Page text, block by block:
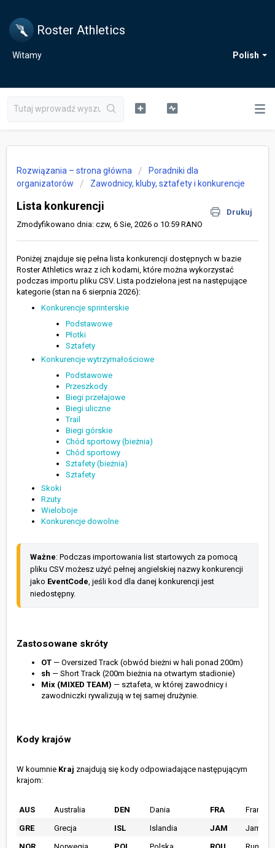
Roster Athletics
Polish
Witamy
Rozwiązania – strona główna
Poradniki dla
organizatorów
Zawodnicy, kluby, sztafety i konkurencje
Lista konkurencji
Drukuj
Zmodyfikowano dnia: czw, 6 Sie, 2026 o 10:59 RANO
Poniżej znajduje się pełna lista konkurencji dostępnych w bazie
Roster Athletics wraz z ich kodami, które można wykorzystać
podczas importu pliku CSV. Lista podzielona jest na następujące
kategorie (stan na 6 sierpnia 2026):
Konkurencje sprinterskie
Podstawowe
Płotki
Sztafety
Konkurencje wytrzymałościowe
Podstawowe
Przeszkody
Biegi przełajowe
Biegi uliczne
Trail
Biegi górskie
Chód sportowy (bieżnia)
Chód sportowy
Sztafety (bieżnia)
Sztafety
Skoki
Rzuty
Wieloboje
Konkurencje dowolne
Ważne: Podczas importowania list startowych za pomocą
pliku CSV możesz użyć pełnej angielskiej nazwy konkurencji
jako EventCode, jeśli kod dla danej konkurencji jest
niedostępny.
Zastosowane skróty
OT — Oversized Track (obwód bieżni w hali ponad 200m)
sh — Short Track (200m bieżnia na otwartym stadionie)
Mix (MIXED TEAM) — sztafeta, w której zawodnicy i
zawodniczki rywalizują w tej samej drużynie.
Kody krajów
W koumnie Kraj znajdują się kody odpowiadające następującym
krajom:
AUS Australia DEN Dania FRA
Francja
GRE
Grecja ISL Islandia JAM
Jamajka